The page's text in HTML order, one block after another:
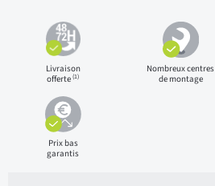
Livraison
offerte(1)
Nombreux centres
de montage
Prix bas
garantis